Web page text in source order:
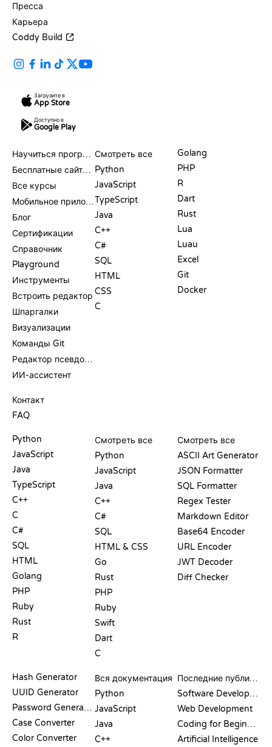
Пресса
Карьера
Coddy Build
Загрузите в
App Store
Доступно в
Google Play
Научиться программировать
Бесплатные сайты для программирования
Все курсы
Мобильное приложение
Блог
Сертификации
Справочник
Playground
Инструменты
Встроить редактор
Шпаргалки
Визуализации
Команды Git
Редактор псевдокода
ИИ-ассистент
Контакт
FAQ
Смотреть все
Python
JavaScript
TypeScript
Java
C++
C#
SQL
HTML
CSS
C
Golang
PHP
R
Dart
Rust
Lua
Luau
Excel
Git
Docker
Python
JavaScript
Java
TypeScript
C++
C
C#
SQL
HTML
Golang
PHP
Ruby
Rust
R
Смотреть все
Python
JavaScript
Java
C++
C#
SQL
HTML & CSS
Go
Rust
PHP
Ruby
Swift
Dart
C
Смотреть все
ASCII Art Generator
JSON Formatter
SQL Formatter
Regex Tester
Markdown Editor
Base64 Encoder
URL Encoder
JWT Decoder
Diff Checker
Hash Generator
UUID Generator
Password Generator
Case Converter
Color Converter
Вся документация
Python
JavaScript
Java
C++
Последние публикации
Software Development
Web Development
Coding for Beginners
Artificial Intelligence